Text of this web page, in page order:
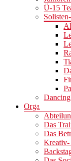
Ü-15
Orga
Das
Das
Kreativ-